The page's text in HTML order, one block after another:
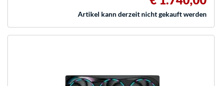
Artikel kann derzeit nicht gekauft werden